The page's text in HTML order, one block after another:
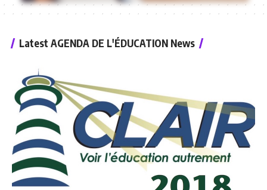
Latest AGENDA DE L'ÉDUCATION News